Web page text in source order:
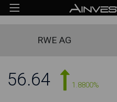
RWE AG
56.64 1.8800%